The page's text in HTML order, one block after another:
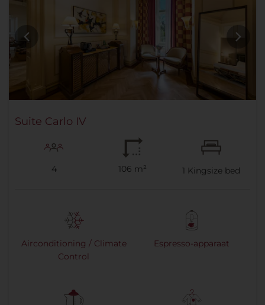
Suite Carlo IV
4 106 m² 1 Kingsize bed
Airconditioning / Climate
Control
Espresso-apparaat